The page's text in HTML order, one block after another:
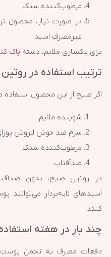
مرطوب‌کننده سبک
در صورت نیاز، محصول
غیرمصرف اسید
برای پاکسازی ملایم، دسته پاک
ترتیب استفاده در
اگر صبح از این محصول استفاده
شوینده ملایم
سرم ضد جوش لاروش
مرطوب‌کننده سبک
ضدآفتاب
در روتین صبح، بدون
اسیدهای لایه‌بردار
کنند.
چند بار در هفته
دفعات مصرف به تحمل پوست